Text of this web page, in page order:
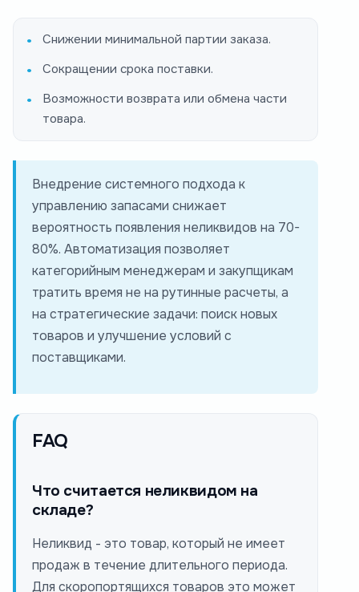
Снижении минимальной партии заказа.
Сокращении срока поставки.
Возможности возврата или обмена части
товара.
Внедрение системного подхода к
управлению запасами снижает
вероятность появления неликвидов на 70-
80%. Автоматизация позволяет
категорийным менеджерам и закупщикам
тратить время не на рутинные расчеты, а
на стратегические задачи: поиск новых
товаров и улучшение условий с
поставщиками.
FAQ
Что считается неликвидом на
складе?
Неликвид - это товар, который не имеет
продаж в течение длительного периода.
Для скоропортящихся товаров это может